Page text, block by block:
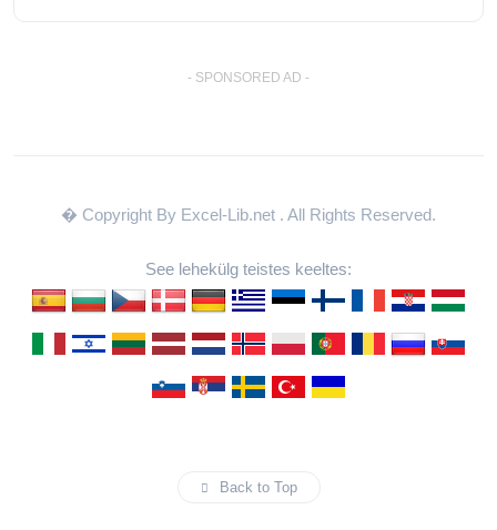
- SPONSORED AD -
� Copyright By Excel-Lib.net . All Rights Reserved.
See lehekülg teistes keeltes:
Back to Top